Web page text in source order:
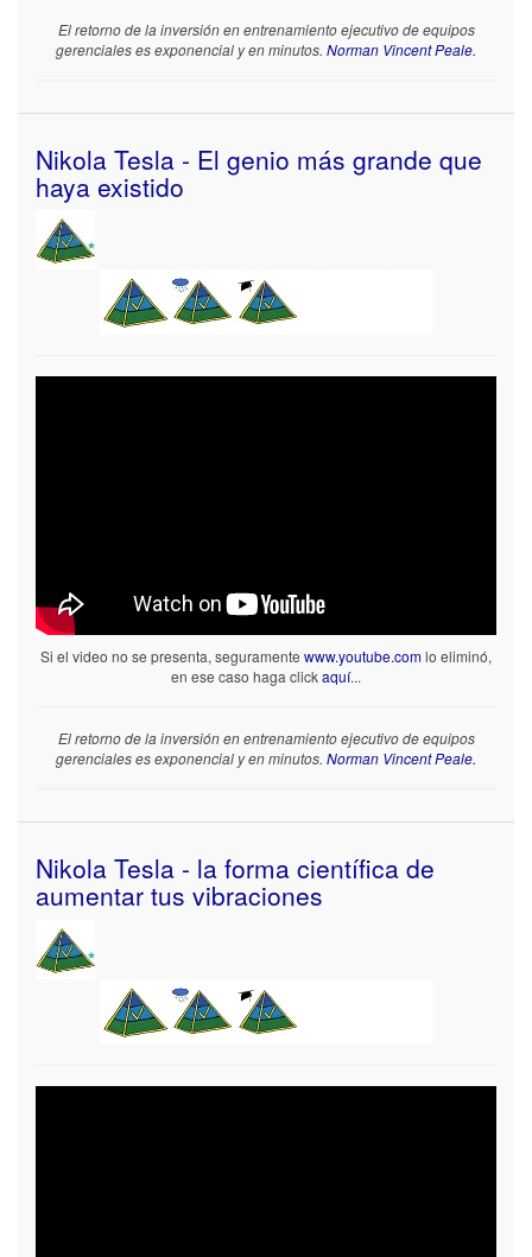
El retorno de la inversión en entrenamiento ejecutivo de equipos
gerenciales es exponencial y en minutos. Norman Vincent Peale.
Nikola Tesla - El genio más grande que
haya existido
Si el video no se presenta, seguramente www.youtube.comlo eliminó,
en ese caso haga clickaquí...
El retorno de la inversión en entrenamiento ejecutivo de equipos
gerenciales es exponencial y en minutos. Norman Vincent Peale.
Nikola Tesla - la forma científica de
aumentar tus vibraciones